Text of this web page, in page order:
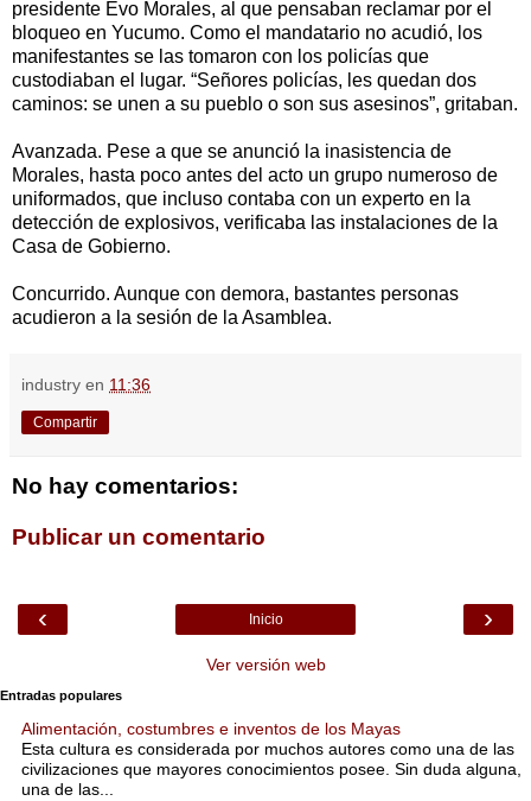
presidente Evo Morales, al que pensaban reclamar por el
bloqueo en Yucumo. Como el mandatario no acudió, los
manifestantes se las tomaron con los policías que
custodiaban el lugar. “Señores policías, les quedan dos
caminos: se unen a su pueblo o son sus asesinos”, gritaban.
Avanzada. Pese a que se anunció la inasistencia de
Morales, hasta poco antes del acto un grupo numeroso de
uniformados, que incluso contaba con un experto en la
detección de explosivos, verificaba las instalaciones de la
Casa de Gobierno.
Concurrido. Aunque con demora, bastantes personas
acudieron a la sesión de la Asamblea.
industry en 11:36
Compartir
No hay comentarios:
Publicar un comentario
‹ ›
Inicio
Ver versión web
Entradas populares
Alimentación, costumbres e inventos de los Mayas
Esta cultura es considerada por muchos autores como una de las
civilizaciones que mayores conocimientos posee. Sin duda alguna,
una de las...